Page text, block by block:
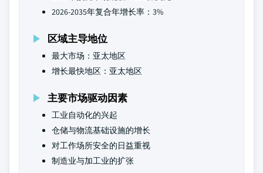
2026-2035年复合年增长率：3%
区域主导地位
最大市场：亚太地区
增长最快地区：亚太地区
主要市场驱动因素
工业自动化的兴起
仓储与物流基础设施的增长
对工作场所安全的日益重视
制造业与加工业的扩张